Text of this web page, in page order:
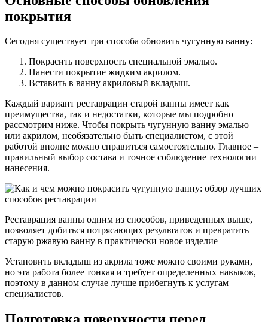
покрытия
Сегодня существует три способа обновить чугунную ванну:
Покрасить поверхность специальной эмалью.
Нанести покрытие жидким акрилом.
Вставить в ванну акриловый вкладыш.
Каждый вариант реставрации старой ванны имеет как
преимущества, так и недостатки, которые мы подробно
рассмотрим ниже. Чтобы покрыть чугунную ванну эмалью
или акрилом, необязательно быть специалистом, с этой
работой вполне можно справиться самостоятельно. Главное –
правильный выбор состава и точное соблюдение технологии
нанесения.
Реставрация ванны одним из способов, приведенных выше,
позволяет добиться потрясающих результатов и превратить
старую ржавую ванну в практически новое изделие
Установить вкладыш из акрила тоже можно своими руками,
но эта работа более тонкая и требует определенных навыков,
поэтому в данном случае лучше прибегнуть к услугам
специалистов.